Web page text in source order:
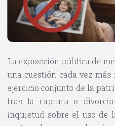
La exposición pública de
una cuestión cada vez
ejercicio conjunto de la
tras la ruptura o
inquietud sobre el uso de